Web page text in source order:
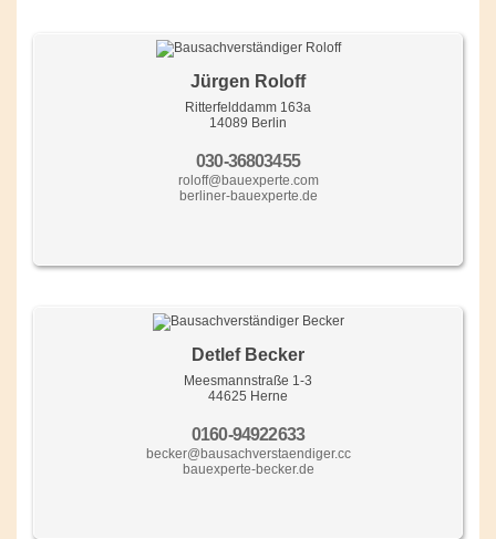
Jürgen Roloff
Ritterfelddamm 163a
14089 Berlin
030-36803455
roloff@bauexperte.com
berliner-bauexperte.de
Detlef Becker
Meesmannstraße 1-3
44625 Herne
0160-94922633
becker@bausachverstaendiger.cc
bauexperte-becker.de